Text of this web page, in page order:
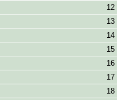
12
13
14
15
16
17
18